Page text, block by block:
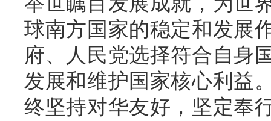
球南方国家的稳定和发展
府、人民党选择符合自身
发展和维护国家核心利益
终坚持对华友好，坚定奉